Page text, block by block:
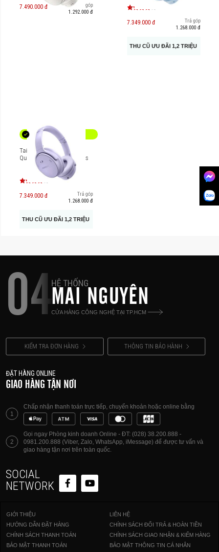
7.490.000 đ
Trả góp
1.292.000 đ
7.349.000 đ
Trả góp
1.268.000 đ
THU CŨ ƯU ĐÃI 1,2 TRIỆU
Tai nghe chống ồn Bose
QuietComfort Headphones
7.349.000 đ
Trả góp
1.268.000 đ
THU CŨ ƯU ĐÃI 1,2 TRIỆU
04HỆ THỐNG
MAI NGUYÊN
CỬA HÀNG CÔNG NGHỆ TẠI TP.HCM
KIỂM TRA ĐƠN HÀNG THÔNG TIN BẢO HÀNH
ĐẶT HÀNG ONLINE
GIAO HÀNG TẬN NƠI
1
Chấp nhận thanh toán trực tiếp, chuyển khoản hoặc online bằng
2
Gọi ngay Phòng kinh doanh Online - ĐT: (028) 38.200.888 -
0981.200.888 (Viber, Zalo, WhatsApp, iMessage) để được tư vấn và
giao hàng tận nơi trên toàn quốc.
SOCIAL
NETWORK
GIỚI THIỆU
LIÊN HỆ
HƯỚNG DẪN ĐẶT HÀNG
CHÍNH SÁCH ĐỔI TRẢ & HOÀN TIỀN
CHÍNH SÁCH THANH TOÁN
CHÍNH SÁCH GIAO NHẬN & KIỂM HÀNG
BẢO MẬT THANH TOÁN
BẢO MẬT THÔNG TIN CÁ NHÂN